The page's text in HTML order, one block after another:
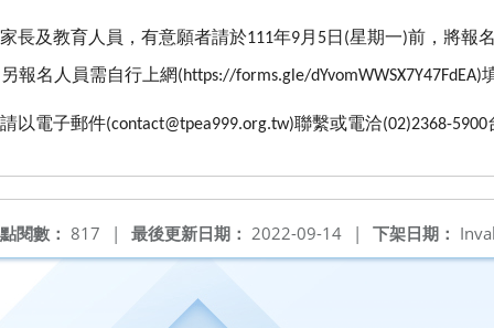
長及教育人員，有意願者請於111年9月 5日 (星期一)前，將報
報名人員需自行上網(https://forms.gle/dYvomWWSX7Y47FdEA)
以電子郵件(contact@tpea999.org.tw)聯繫或電洽(02)2368-5900
下架日期：
最後更新日期： 2022-09-14 |
點閱數： 817 |